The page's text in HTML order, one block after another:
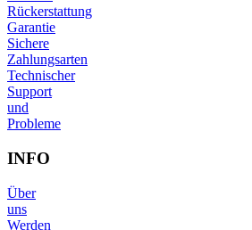
Rückerstattung
Garantie
Sichere
Zahlungsarten
Technischer
Support
und
Probleme
INFO
Über
uns
Werden